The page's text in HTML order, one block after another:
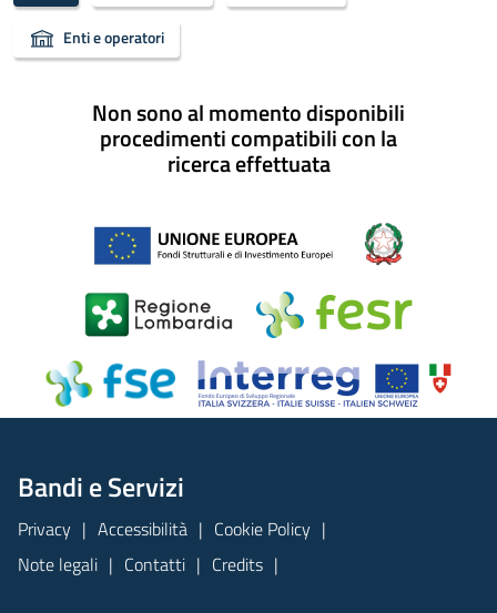
Enti e operatori
Non sono al momento disponibili
procedimenti compatibili con la
ricerca effettuata
Bandi e Servizi
Privacy Accessibilità
Cookie Policy
Note legali
Contatti Credits